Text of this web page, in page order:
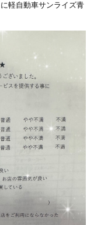
軽自動車サンライズ青